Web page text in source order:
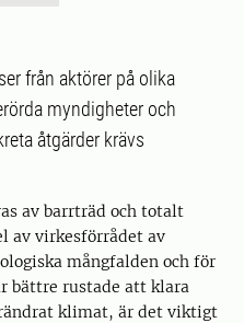
från aktörer på olika
myndigheter och
åtgärder krävs
av barrträd och totalt
av virkesförrådet av
mångfalden och för
bättre rustade att klara
klimat, är det viktigt